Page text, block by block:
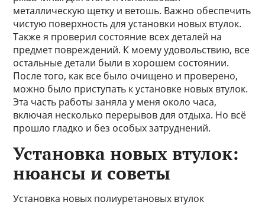
металлическую щетку и ветошь. Важно обеспечить
чистую поверхность для установки новых втулок.
Также я проверил состояние всех деталей на
предмет повреждений. К моему удовольствию, все
остальные детали были в хорошем состоянии.
После того, как все было очищено и проверено,
можно было приступать к установке новых втулок.
Эта часть работы заняла у меня около часа,
включая несколько перерывов для отдыха. Но всё
прошло гладко и без особых затруднений.
Установка новых втулок:
нюансы и советы
Установка новых полиуретановых втулок